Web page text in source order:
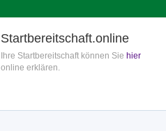
Startbereitschaft.online
Ihre Startbereitschaft können Sie hier
online erklären.